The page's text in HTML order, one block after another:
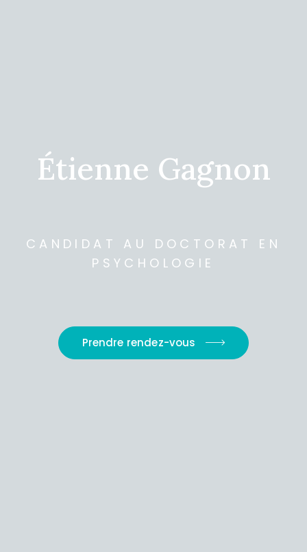
Étienne Gagnon
CANDIDAT AU DOCTORAT EN
PSYCHOLOGIE
Prendre rendez-vous